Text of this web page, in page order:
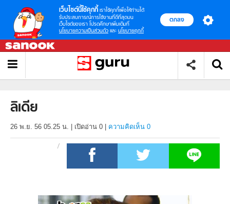
เว็บไซต์นี้ใช้คุกกี้ เราใช้คุกกี้เพื่อให้ท่านได้
รับประสบการณ์การใช้งานที่ดีที่สุดบน
เว็บไซต์ของเรา โปรดศึกษาเพิ่มเติมที่
นโยบายความเป็นส่วนตัว และ นโยบายคุกกี้
ตกลง
ลิเดีย
26 พ.ย. 56 05.25 น. เปิดอ่าน 0 ความคิดเห็น 0